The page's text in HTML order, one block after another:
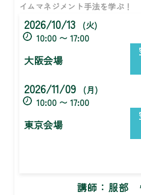
イムマネジメント手法を学ぶ！
2026/10/13
(火)
10:00 〜 17:00
大阪会場
2026/11/09
(月)
10:00 〜 17:00
東京会場
講師： 服部